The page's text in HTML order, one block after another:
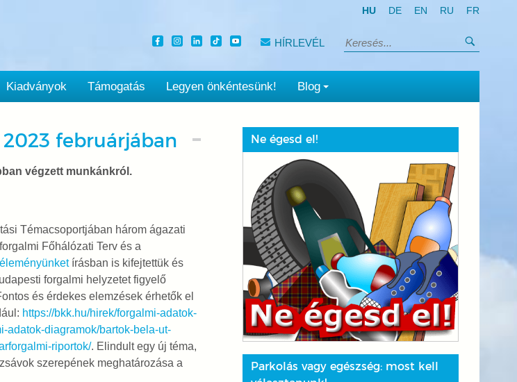
HU DE EN RU FR
HÍRLEVÉL Keresés:
Kiadványok Támogatás Legyen önkéntesünk! Blog
februárjában
végzett mun­kánkról.
Témacsoportjában három ágazati
Főhálózati Terv és a
írásban is kifejtettük és
forgalmi helyzetet figyelő
és érdekes elemzések érhetők el
https://bkk.hu/hirek/forgalmi-adatok-
adatok-diagramok/bartok-bela-ut-
riportok/. Elindult egy új téma,
szerepének meghatározása a
Ne égesd el!
Parkolás vagy egészség: most kell